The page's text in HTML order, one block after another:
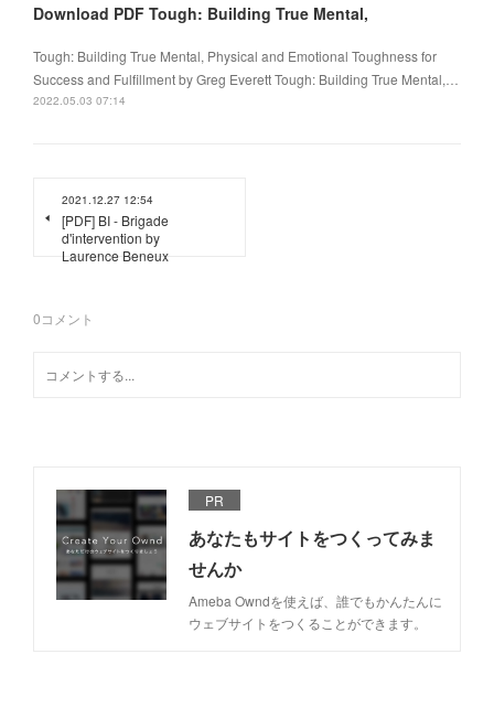
Download PDF Tough: Building True Mental,
Tough: Building True Mental, Physical and Emotional Toughness for
Success and Fulfillment by Greg Everett Tough: Building True Mental,…
2022.05.03 07:14
2021.12.27 12:54
[PDF] BI - Brigade
d'intervention by
Laurence Beneux
0コメント
PR
あなたもサイトをつくってみま
せんか
Ameba Owndを使えば、誰でもかんたんに
ウェブサイトをつくることができます。